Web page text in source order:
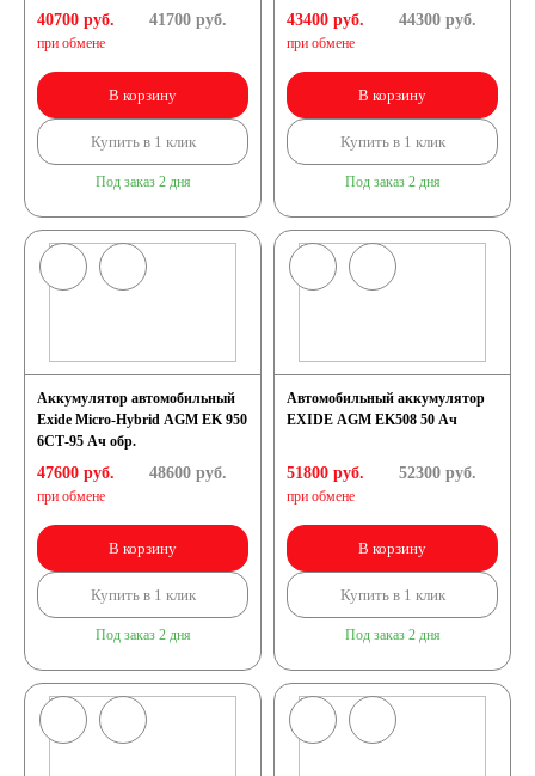
Снегоходы
Садовые трактора,
райдеры
Мопеды
Мотороллеры
Емкость (A/H)
3 А/ч 4 А/ч
4.5 А/ч 5 А/ч
7 А/ч 8 А/ч
9 А/ч 10 А/ч
L6
40700 руб.
при обмене
41700руб.
В корзину
Купить в 1 клик
Под заказ 2 дня
43400 руб.
при обмене
44300руб.
В корзину
Купить в 1 клик
Под заказ 2 дня
Аккумулятор автомобильный
Exide Micro-Hybrid AGM EK 950
6СТ-95 Ач обр.
47600 руб.
при обмене
48600руб.
В корзину
Купить в 1 клик
Под заказ 2 дня
Автомобильный аккумулятор
EXIDE AGM EK508 50 Ач
51800 руб.
при обмене
52300руб.
В корзину
Купить в 1 клик
Под заказ 2 дня